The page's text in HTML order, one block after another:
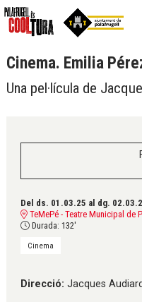
Cinema. Emilia
Una pel·lícula de
Del ds. 01.03.25 al dg.
TeMePé - Teatre Municipal de
Durada: 132'
Cinema
Direcció: Jacques Audiard